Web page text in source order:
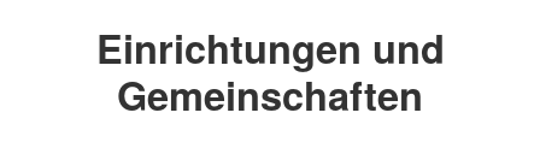
Einrichtungen und
Gemeinschaften